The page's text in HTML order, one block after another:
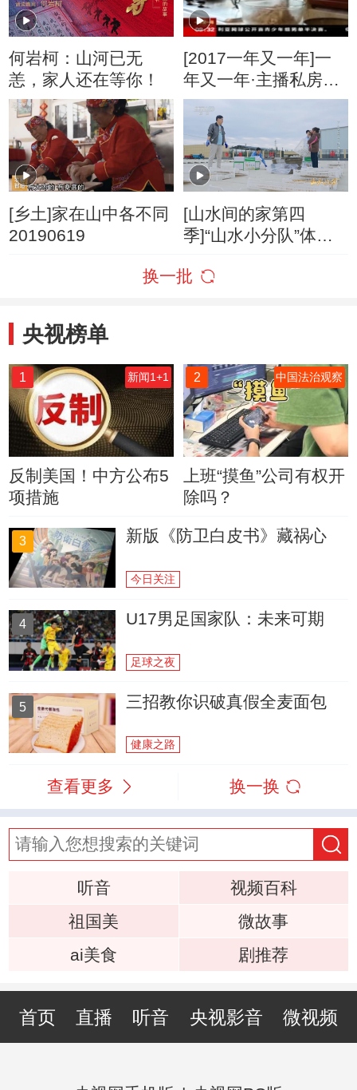
何岩柯：山河已无
恙，家人还在等你！
[2017一年又一年]一
年又一年·主播私房年
夜菜 何岩柯的年夜
菜：叶儿耙
[乡土]家在山中各不同
20190619
[山水间的家第四
季]“山水小分队”体验
青、晾晒与打包工作
换一批
央视榜单
1 新闻1+1
反制美国！中方公布5
项措施
2 中国法治观察
上班“摸鱼”公司有权开
除吗？
3 新版《防卫白皮书》藏祸心
今日关注
4 U17男足国家队：未来可期
足球之夜
5 三招教你识破真假全麦面包
健康之路
查看更多 换一换
听音
视频百科
祖国美
微故事
ai美食
剧推荐
首页 直播 听音 央视影音 微视频